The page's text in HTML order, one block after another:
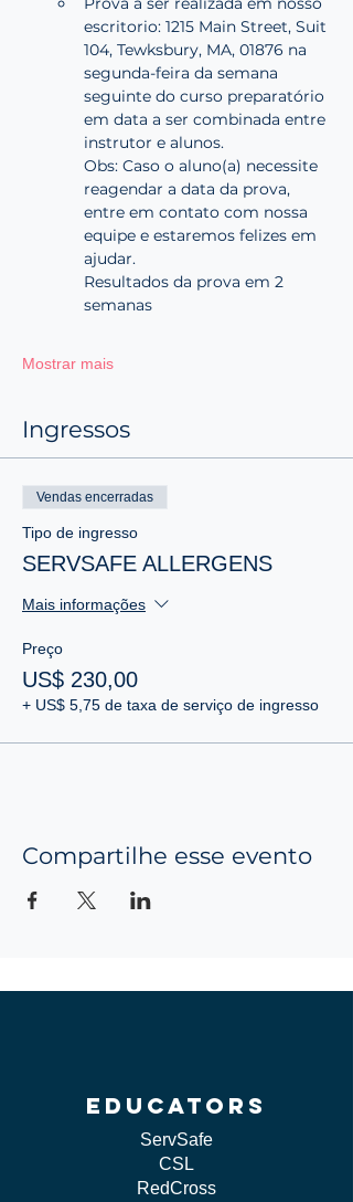
escritorio: 1215 Main Street, Suit
104, Tewksbury, MA, 01876 na
segunda-feira da semana
seguinte do curso preparatório
em data a ser combinada entre
instrutor e alunos.
Obs: Caso o aluno(a) necessite
reagendar a data da prova,
entre em contato com nossa
equipe e estaremos felizes em
ajudar.
Resultados da prova em 2
semanas
Mostrar mais
Ingressos
Vendas encerradas
Tipo de ingresso
SERVSAFE ALLERGENS
Mais informações
Preço
US$ 230,00
+ US$ 5,75 de taxa de serviço de ingresso
Compartilhe esse evento
educators
ServSafe
CSL
RedCross